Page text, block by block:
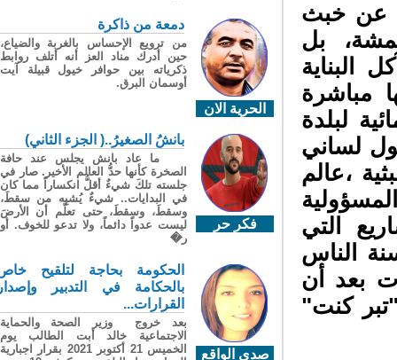
خبث
بل
مباشرة
لبلدة
لساني
،عالم
التي
الناس
بعد أن
كنت"
الحرية الان
دمعة من ذاكرة
من ترويع الإحساس بالغربة والضياع،
حين أدرك مناد العز أنه أتلف روابط
ذكرياته بين حوافر خيول قبيلة آيت
أوسمان البرق.
فكر حر
بانشُ الصغيرُ..( الجزء الثاني)
ما عاد بانش يجلس عند حافة
الصخرة كأنها حدُّ العالم الأخير. صار في
جلسته تلكَ شيءٌ أقلُّ انكساراً مما كان
في البدايات.. شيءٌ يُشبِه من سقطَ،
وسقطَ، وسقطَ، حتى تعلّم أن الأرضَ
ليست عدواً دائماً، ولا تدعو للخوف. أو
ر�
صدى الواقع
الحكومة بحاجة لتلقيح خاص
بالحكامة في التدبير وإصدار
القرارات...
بعد خروج وزير الصحة والحماية
الاجتماعية خالد أبت الطالب يوم
الخميس 21 أكتوبر 2021 بقرار اجبارية